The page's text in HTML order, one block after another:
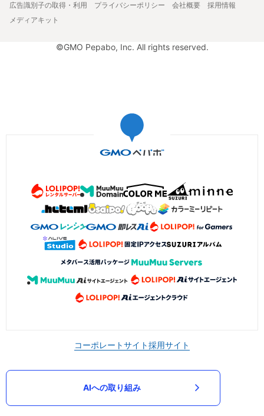
広告識別子の取得・利用
プライバシーポリシー 会社概要
採用情報
メディアキット
©GMO Pepabo, Inc. All rights reserved.
コーポレートサイト採用サイト
AIへの取り組み